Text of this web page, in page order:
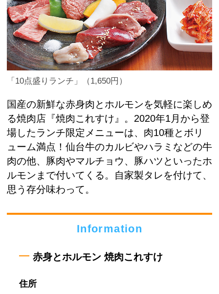
「10点盛りランチ」（1,650円）
国産の新鮮な赤身肉とホルモンを気軽に楽しめ
る焼肉店『焼肉これすけ』。2020年1月から登
場したランチ限定メニューは、肉10種とボリ
ューム満点！仙台牛のカルビやハラミなどの牛
肉の他、豚肉やマルチョウ、豚ハツといったホ
ルモンまで付いてくる。自家製タレを付けて、
思う存分味わって。
Information
赤身とホルモン 焼肉これすけ
住所